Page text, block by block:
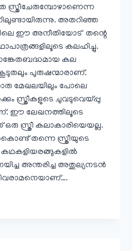
സ്ത്രീചേരുമ്പോഴാണെന്ന
അതറിഞ്ഞ
ഈ അനീതിയോട് തന്റെ
കലഹിച്ചു.
കല
പുരുഷന്മാരാണ്‌.
മേഖലയിലും പോലെ
സ്ത്രീകളുടെ ചുവടുവെയ്പ്പു
ഈ ലേഖനത്തിലൂടെ
സ്ത്രീ കലാകാരിയെയല്ല.
തന്നെ സ്ത്രീയുടെ
കഥകളിയരങ്ങുകളിൽ
അന്തരിച്ച അതുല്യനടൻ